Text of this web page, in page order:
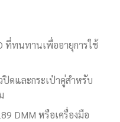
ที่ทนทานเพื่ออายุการใช้
ดและกระเป๋าคู่สำหรับ
DMM หรือเครื่องมือ